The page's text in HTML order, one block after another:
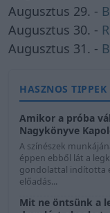
Augusztus 29. -
Augusztus 30. -
Augusztus 31. -
HASZNOS TIPPEK
Amikor a próba
Nagykönyve
A színészek
éppen ebből lát a
gondolattal indította
előadás...
Mit ne öntsünk a